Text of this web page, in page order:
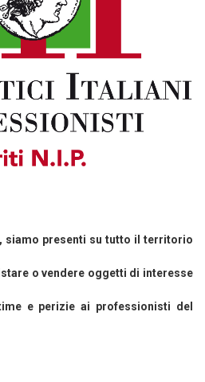
siamo presenti su tutto il territorio
o vendere oggetti di interesse
e perizie ai professionisti del